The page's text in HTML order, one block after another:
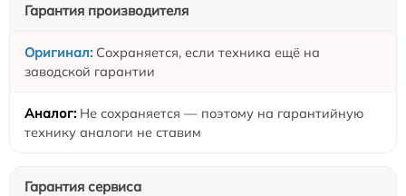
Гарантия производителя
Сохраняется, если техника ещё на
заводской гарантии
Не сохраняется — поэтому на гарантийную
технику аналоги не ставим
Гарантия сервиса